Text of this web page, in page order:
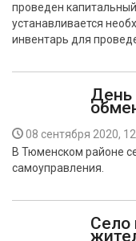
проведен
устанавливается
инвентарь для
День
08 сентября 2020,
В Тюменском районе
самоуправления.
Село